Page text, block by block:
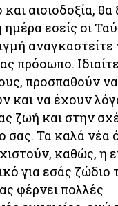
αισιοδοξία, θα
εσείς οι
αναγκαστείτε
πρόσωπο.
προσπαθούν να
και να έχουν
ζωή και στην
σας. Τα καλά νέα
καθώς, η
για εσάς ζώδιο
φέρνει πολλές